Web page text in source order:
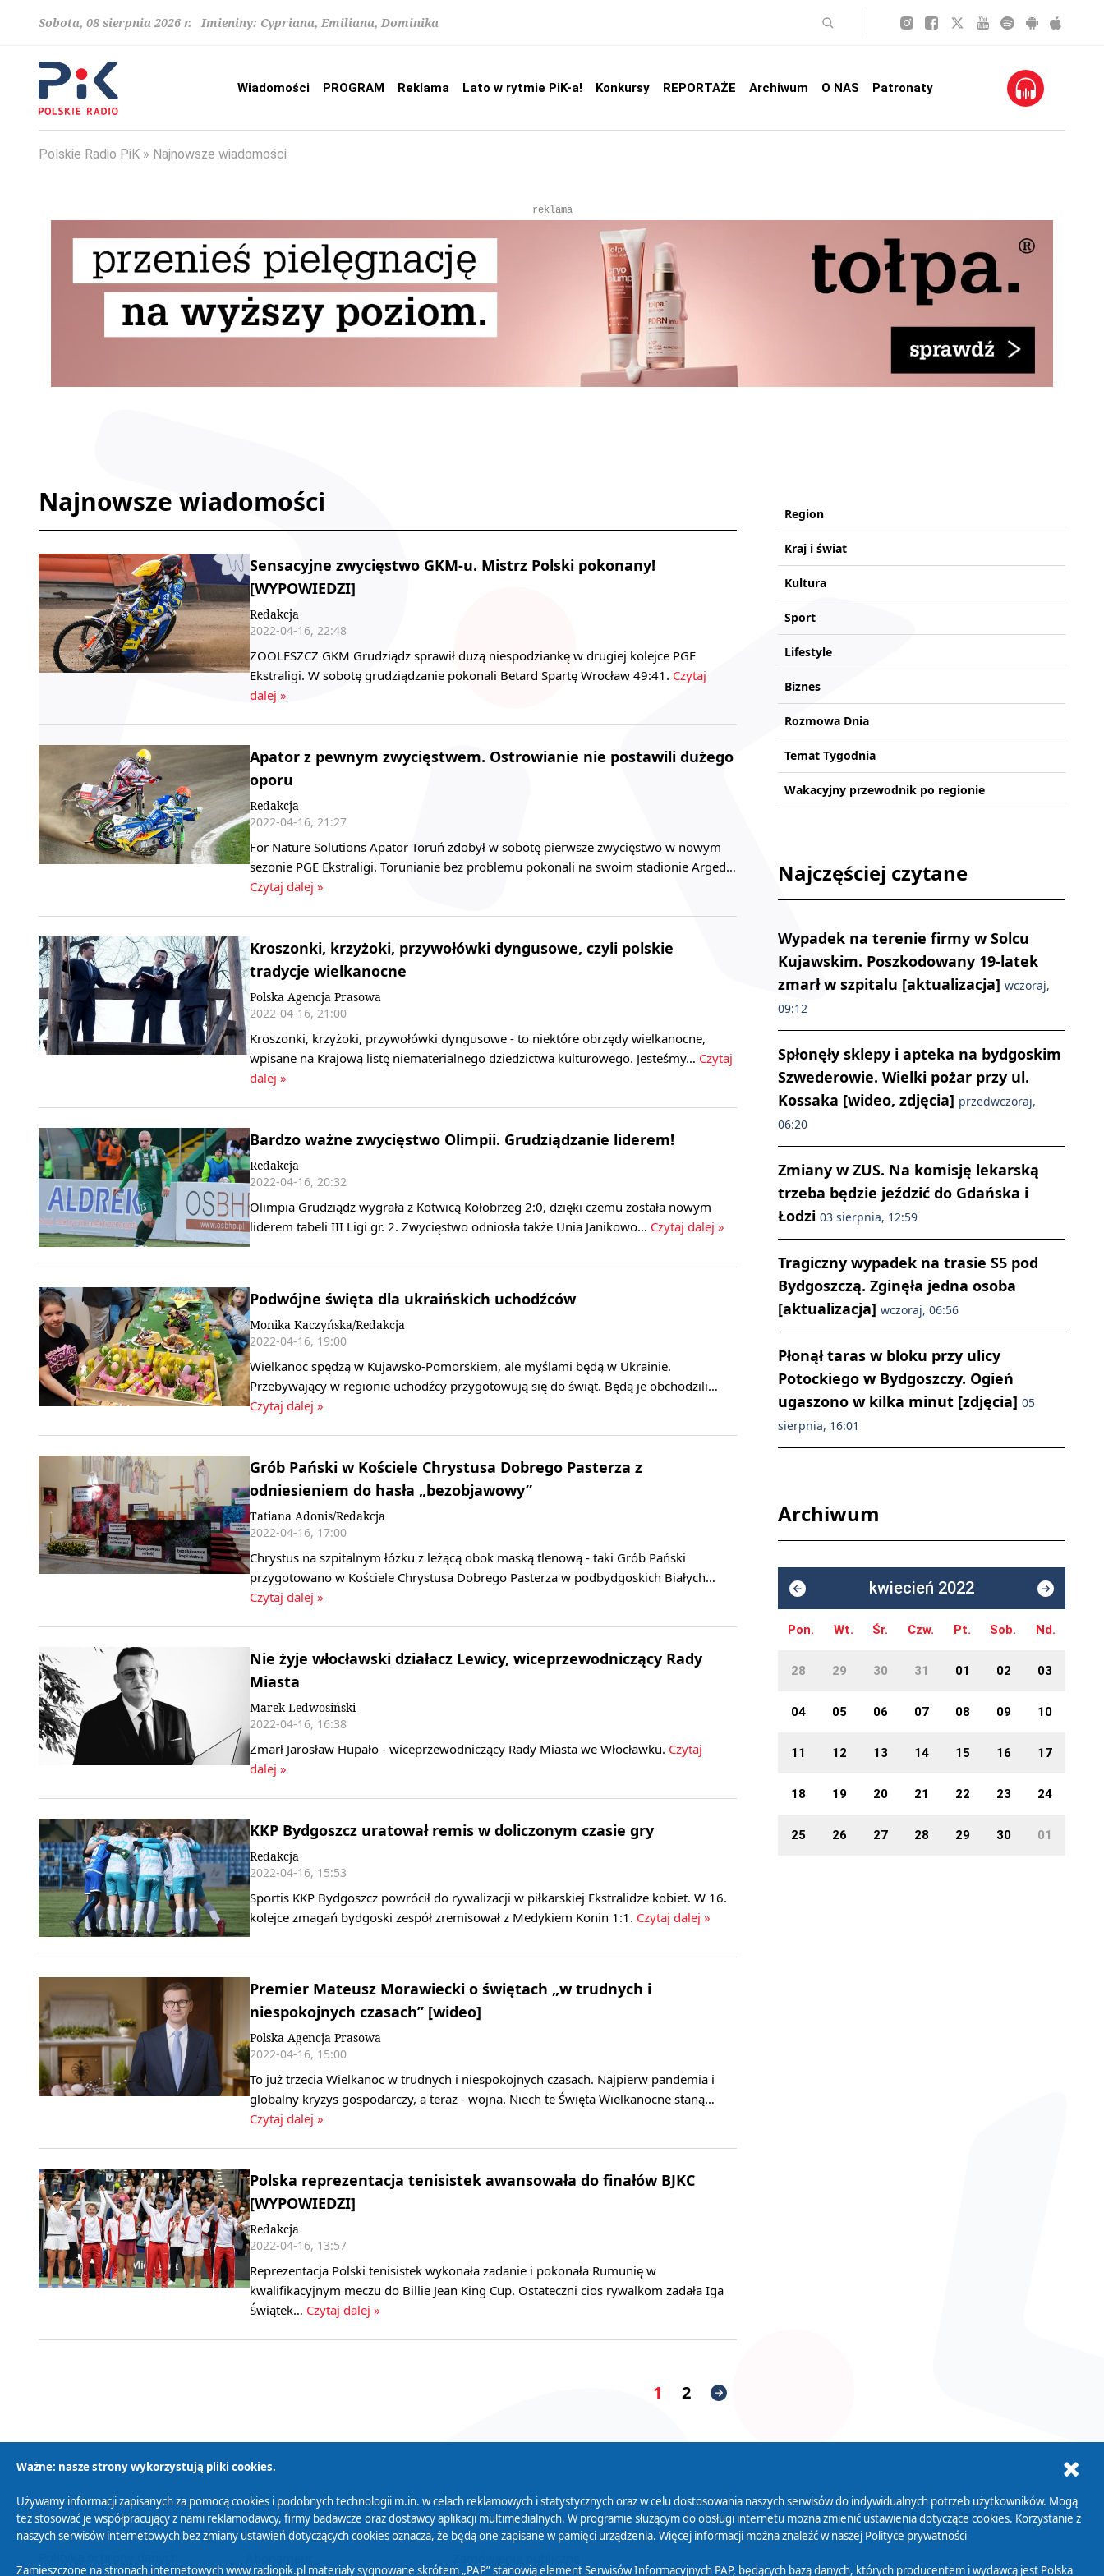
Sobota, 08 sierpnia 2026 r. Imieniny: Cypriana, Emiliana, Dominika
Wiadomości PROGRAM Reklama Lato w rytmie PiK-a! Konkursy REPORTAŻE Archiwum O NAS Patronaty
Polskie Radio PiK Najnowsze wiadomości
reklama
Najnowsze wiadomości
Sensacyjne zwycięstwo GKM-u. Mistrz Polski pokonany!
[WYPOWIEDZI]
Redakcja
2022-04-16, 22:48
ZOOLESZCZ GKM Grudziądz sprawił dużą niespodziankę w drugiej kolejce PGE
Ekstraligi. W sobotę grudziądzanie pokonali Betard Spartę Wrocław 49:41. Czytaj
dalej »
Apator z pewnym zwycięstwem. Ostrowianie nie postawili dużego
oporu
Redakcja
2022-04-16, 21:27
For Nature Solutions Apator Toruń zdobył w sobotę pierwsze zwycięstwo w nowym
sezonie PGE Ekstraligi. Torunianie bez problemu pokonali na swoim stadionie Arged…
Czytaj dalej »
Kroszonki, krzyżoki, przywołówki dyngusowe, czyli polskie
tradycje wielkanocne
Polska Agencja Prasowa
2022-04-16, 21:00
Kroszonki, krzyżoki, przywołówki dyngusowe - to niektóre obrzędy wielkanocne,
wpisane na Krajową listę niematerialnego dziedzictwa kulturowego. Jesteśmy… Czytaj
dalej »
Bardzo ważne zwycięstwo Olimpii. Grudziądzanie liderem!
Redakcja
2022-04-16, 20:32
Olimpia Grudziądz wygrała z Kotwicą Kołobrzeg 2:0, dzięki czemu została nowym
liderem tabeli III Ligi gr. 2. Zwycięstwo odniosła także Unia Janikowo… Czytaj dalej »
Podwójne święta dla ukraińskich uchodźców
Monika Kaczyńska/Redakcja
2022-04-16, 19:00
Wielkanoc spędzą w Kujawsko-Pomorskiem, ale myślami będą w Ukrainie.
Przebywający w regionie uchodźcy przygotowują się do świąt. Będą je obchodzili…
Czytaj dalej »
Grób Pański w Kościele Chrystusa Dobrego Pasterza z
odniesieniem do hasła „bezobjawowy”
Tatiana Adonis/Redakcja
2022-04-16, 17:00
Chrystus na szpitalnym łóżku z leżącą obok maską tlenową - taki Grób Pański
przygotowano w Kościele Chrystusa Dobrego Pasterza w podbydgoskich Białych…
Czytaj dalej »
Nie żyje włocławski działacz Lewicy, wiceprzewodniczący Rady
Miasta
Marek Ledwosiński
2022-04-16, 16:38
Zmarł Jarosław Hupało - wiceprzewodniczący Rady Miasta we Włocławku. Czytaj
dalej »
KKP Bydgoszcz uratował remis w doliczonym czasie gry
Redakcja
2022-04-16, 15:53
Sportis KKP Bydgoszcz powrócił do rywalizacji w piłkarskiej Ekstralidze kobiet. W 16.
kolejce zmagań bydgoski zespół zremisował z Medykiem Konin 1:1. Czytaj dalej »
Premier Mateusz Morawiecki o świętach „w trudnych i
niespokojnych czasach” [wideo]
Polska Agencja Prasowa
2022-04-16, 15:00
To już trzecia Wielkanoc w trudnych i niespokojnych czasach. Najpierw pandemia i
globalny kryzys gospodarczy, a teraz - wojna. Niech te Święta Wielkanocne staną…
Czytaj dalej »
Polska reprezentacja tenisistek awansowała do finałów BJKC
[WYPOWIEDZI]
Redakcja
2022-04-16, 13:57
Reprezentacja Polski tenisistek wykonała zadanie i pokonała Rumunię w
kwalifikacyjnym meczu do Billie Jean King Cup. Ostateczni cios rywalkom zadała Iga
Świątek… Czytaj dalej »
1 2
Region
Kraj i świat
Kultura
Sport
Lifestyle
Biznes
Rozmowa Dnia
Temat Tygodnia
Wakacyjny przewodnik po regionie
Najczęściej czytane
Wypadek na terenie firmy w Solcu
Kujawskim. Poszkodowany 19-latek
zmarł w szpitalu [aktualizacja] wczoraj,
09:12
Spłonęły sklepy i apteka na bydgoskim
Szwederowie. Wielki pożar przy ul.
Kossaka [wideo, zdjęcia] przedwczoraj,
06:20
Zmiany w ZUS. Na komisję lekarską
trzeba będzie jeździć do Gdańska i
Łodzi 03 sierpnia, 12:59
Tragiczny wypadek na trasie S5 pod
Bydgoszczą. Zginęła jedna osoba
[aktualizacja] wczoraj, 06:56
Płonął taras w bloku przy ulicy
Potockiego w Bydgoszczy. Ogień
ugaszono w kilka minut [zdjęcia] 05
sierpnia, 16:01
Archiwum
kwiecień 2022
Pon. Wt. Śr. Czw. Pt. Sob. Nd.
28 29 30 31 01 02 03
04 05 06 07 08 09 10
11 12 13 14 15 16 17
18 19 20 21 22 23 24
25 26 27 28 29 30 01
Polityka Prywatności Zasady korzystania z Serwisu
Organizacje Pożytku
Publicznego
Cyfryzacja DAB+
Biuletyn Informacji
Publicznej
Ważne: nasze strony wykorzystują pliki cookies.
Używamy informacji zapisanych za pomocą cookies i podobnych technologii m.in. w celach reklamowych i statystycznych oraz w celu dostosowania naszych serwisów do indywidualnych potrzeb użytkowników. Mogą
też stosować je współpracujący z nami reklamodawcy, firmy badawcze oraz dostawcy aplikacji multimedialnych. W programie służącym do obsługi internetu można zmienić ustawienia dotyczące cookies. Korzystanie z
naszych serwisów internetowych bez zmiany ustawień dotyczących cookies oznacza, że będą one zapisane w pamięci urządzenia. Więcej informacji można znaleźć w naszej Polityce prywatności
Zamieszczone na stronach internetowych www.radiopik.pl materiały sygnowane skrótem „PAP” stanowią element Serwisów Informacyjnych PAP, będących bazą danych, których producentem i wydawcą jest Polska